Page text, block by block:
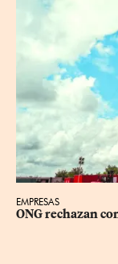
EMPRESAS
ONG rechazan